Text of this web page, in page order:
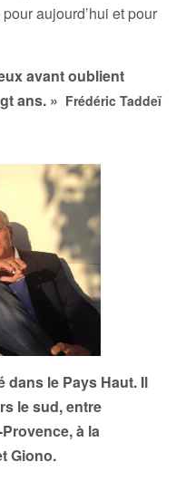
aujourd’hui et pour
avant oublient
ans. » Frédéric Taddeï
dans le Pays Haut. Il
le sud, entre
à la
Giono.